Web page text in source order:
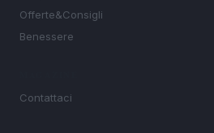
Offerte&Consigli
Benessere
Contattaci